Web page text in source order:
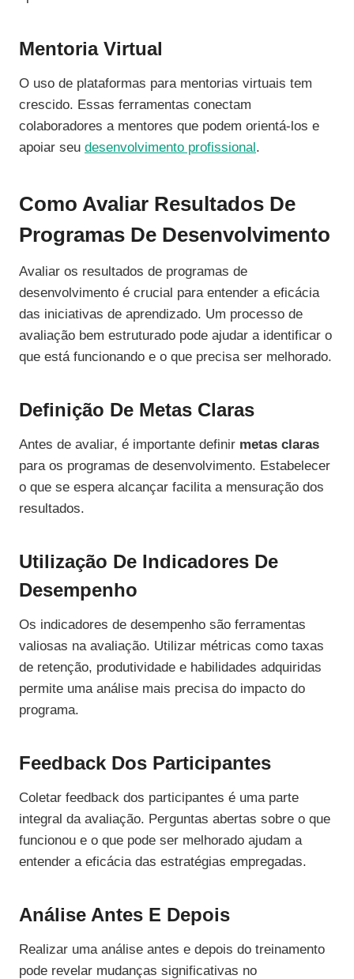
Mentoria Virtual
O uso de plataformas para mentorias virtuais tem
crescido. Essas ferramentas conectam
colaboradores a mentores que podem orientá-los e
apoiar seu desenvolvimento profissional .
Como Avaliar Resultados De
Programas De Desenvolvimento
Avaliar os resultados de programas de
desenvolvimento é crucial para entender a eficácia
das iniciativas de aprendizado. Um processo de
avaliação bem estruturado pode ajudar a identificar o
que está funcionando e o que precisa ser melhorado.
Definição De Metas Claras
Antes de avaliar, é importante definir metas claras
para os programas de desenvolvimento. Estabelecer
o que se espera alcançar facilita a mensuração dos
resultados.
Utilização De Indicadores De
Desempenho
Os indicadores de desempenho são ferramentas
valiosas na avaliação. Utilizar métricas como taxas
de retenção, produtividade e habilidades adquiridas
permite uma análise mais precisa do impacto do
programa.
Feedback Dos Participantes
Coletar feedback dos participantes é uma parte
integral da avaliação. Perguntas abertas sobre o que
funcionou e o que pode ser melhorado ajudam a
entender a eficácia das estratégias empregadas.
Análise Antes E Depois
Realizar uma análise antes e depois do treinamento
pode revelar mudanças significativas no